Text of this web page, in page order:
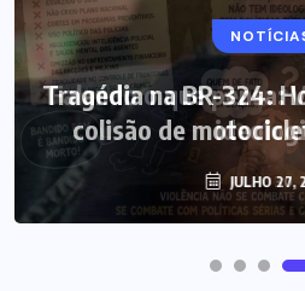
Tragédia na BR-324:
colisão de
JULHO 27,